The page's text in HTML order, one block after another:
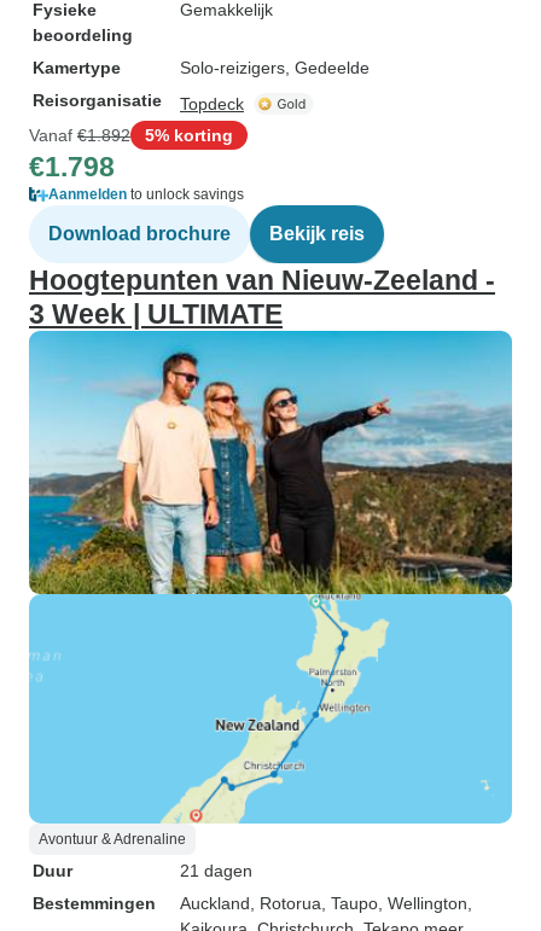
Fysieke
beoordeling
Gemakkelijk
Kamertype
Solo-reizigers, Gedeelde
Reisorganisatie
Topdeck
Vanaf €1.892 5% korting
€1.798
Aanmelden to unlock savings
Download brochure Bekijk reis
Hoogtepunten van Nieuw-Zeeland -
3 Week | ULTIMATE
Avontuur & Adrenaline
Duur
21 dagen
Bestemmingen
Auckland , Rotorua , Taupo , Wellington